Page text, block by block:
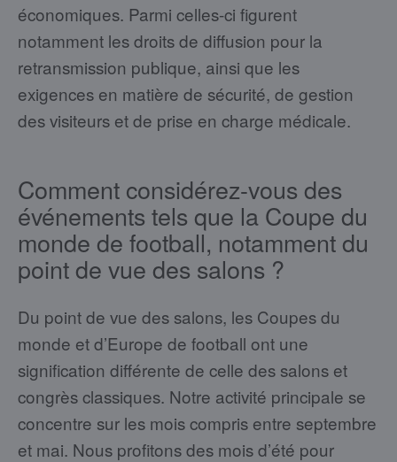
économiques. Parmi celles-ci figurent
notamment les droits de diffusion pour la
retransmission publique, ainsi que les
exigences en matière de sécurité, de gestion
des visiteurs et de prise en charge médicale.
Comment considérez-vous des
événements tels que la Coupe du
monde de football, notamment du
point de vue des salons ?
Du point de vue des salons, les Coupes du
monde et d’Europe de football ont une
signification différente de celle des salons et
congrès classiques. Notre activité principale se
concentre sur les mois compris entre septembre
et mai. Nous profitons des mois d’été pour